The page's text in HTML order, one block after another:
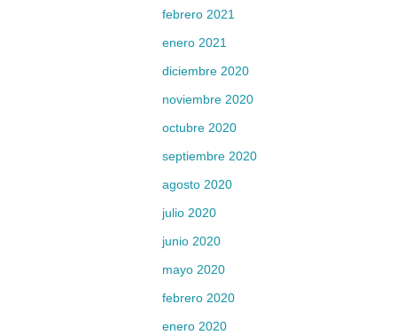
febrero 2021
enero 2021
diciembre 2020
noviembre 2020
octubre 2020
septiembre 2020
agosto 2020
julio 2020
junio 2020
mayo 2020
febrero 2020
enero 2020